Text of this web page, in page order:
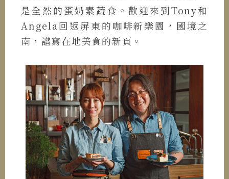
是全然的蛋奶素蔬食。歡迎來到Tony和
Angela回返屏東的咖啡新樂園，國境之
南，譜寫在地美食的新頁。